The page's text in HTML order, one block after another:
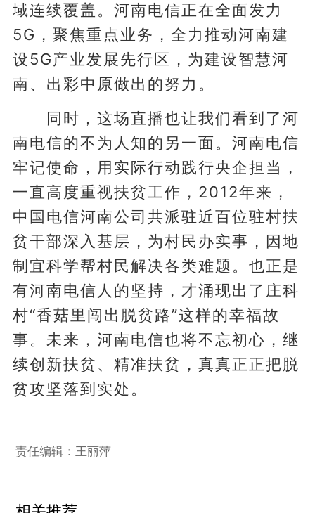
域连续覆盖。河南电信正在全面发力
5G，聚焦重点业务，全力推动河南建
设5G产业发展先行区，为建设智慧河
南、出彩中原做出的努力。
同时，这场直播也让我们看到了河
南电信的不为人知的另一面。河南电信
牢记使命，用实际行动践行央企担当，
一直高度重视扶贫工作，2012年来，
中国电信河南公司共派驻近百位驻村扶
贫干部深入基层，为村民办实事，因地
制宜科学帮村民解决各类难题。也正是
有河南电信人的坚持，才涌现出了庄科
村“香菇里闯出脱贫路”这样的幸福故
事。未来，河南电信也将不忘初心，继
续创新扶贫、精准扶贫，真真正正把脱
贫攻坚落到实处。
责任编辑：王丽萍